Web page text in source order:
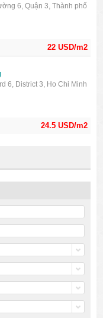
22 USD/m2
6, Quận 3, Thành phố
24.5 USD/m2
6, District 3, Ho Chi Minh